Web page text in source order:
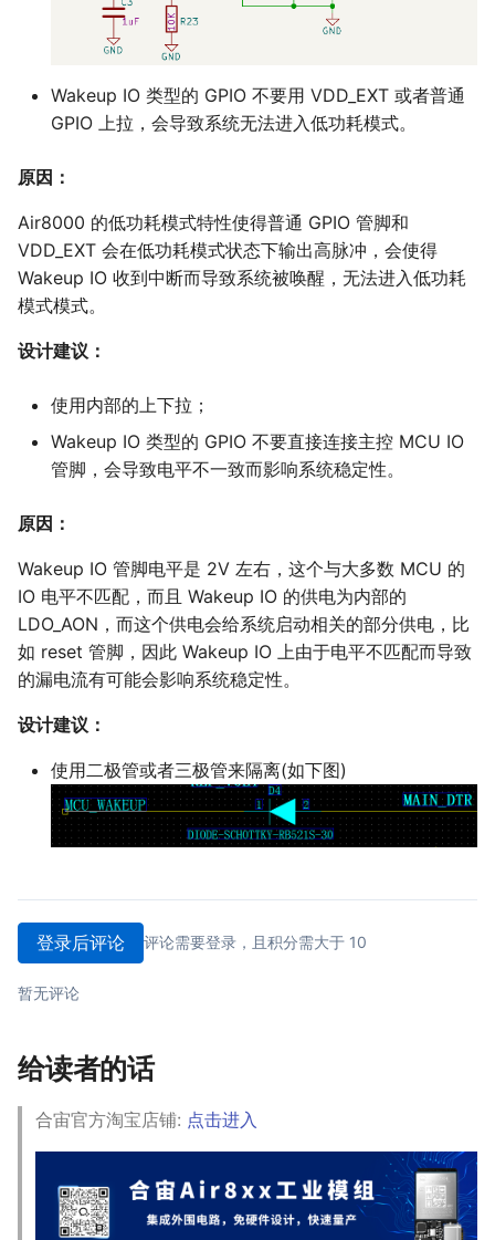
Wakeup IO 类型的 GPIO 不要用 VDD_EXT 或者普通
GPIO 上拉，会导致系统无法进入低功耗模式。
原因：
Air8000 的低功耗模式特性使得普通 GPIO 管脚和
VDD_EXT 会在低功耗模式状态下输出高脉冲，会使得
Wakeup IO 收到中断而导致系统被唤醒，无法进入低功耗
模式模式。
设计建议：
使用内部的上下拉；
Wakeup IO 类型的 GPIO 不要直接连接主控 MCU IO
管脚，会导致电平不一致而影响系统稳定性。
原因：
Wakeup IO 管脚电平是 2V 左右，这个与大多数 MCU 的
IO 电平不匹配，而且 Wakeup IO 的供电为内部的
LDO_AON，而这个供电会给系统启动相关的部分供电，比
如 reset 管脚，因此 Wakeup IO 上由于电平不匹配而导致
的漏电流有可能会影响系统稳定性。
设计建议：
使用二极管或者三极管来隔离(如下图)
登录后评论 评论需要登录，且积分需大于 10
暂无评论
给读者的话
合宙官方淘宝店铺: 点击进入